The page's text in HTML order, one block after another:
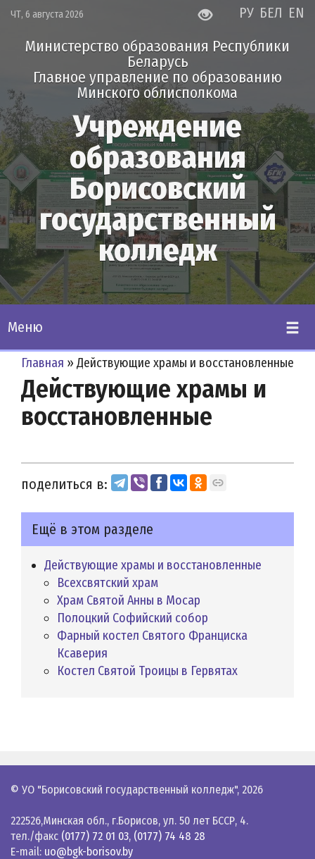
ЧТ, 6 августа 2026 РУ БЕЛ EN
Министерство образования Республики
Беларусь
Главное управление по образованию
Минского облисполкома
Учреждение
образования
Борисовский
государственный
колледж
Меню
Главная » Действующие храмы и восстановленные
Действующие храмы и
восстановленные
поделиться в:
Ещё в этом разделе
Действующие храмы и восстановленные
Всехсвятский храм
Храм Святой Анны в Мосар
Полоцкий Софийский собор
Фарный костел Святого Франциска
Ксаверия
Костел Святой Троицы в Гервятах
© УО "Борисовский государственный колледж", 2026
222526,Минская обл., г.Борисов, ул. 50 лет БССР, 4.
тел./факс (0177) 72 01 03, (0177) 74 48 28
E-mail: uo@bgk-borisov.by